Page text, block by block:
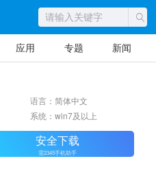
应用 专题 新闻
语言：简体中文
系统：win7及以上
安全下载
需2345手机助手